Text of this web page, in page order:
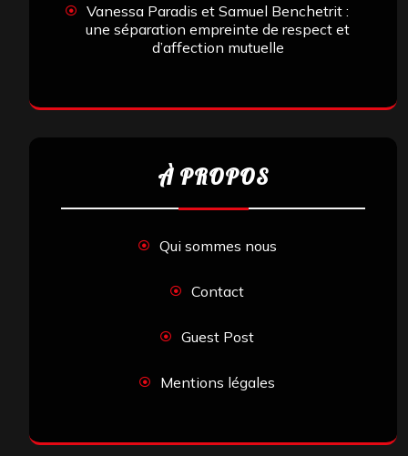
Vanessa Paradis et Samuel Benchetrit :
une séparation empreinte de respect et
d’affection mutuelle
À PROPOS
Qui sommes nous
Contact
Guest Post
Mentions légales